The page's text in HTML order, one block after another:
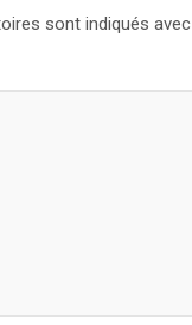
sont indiqués avec